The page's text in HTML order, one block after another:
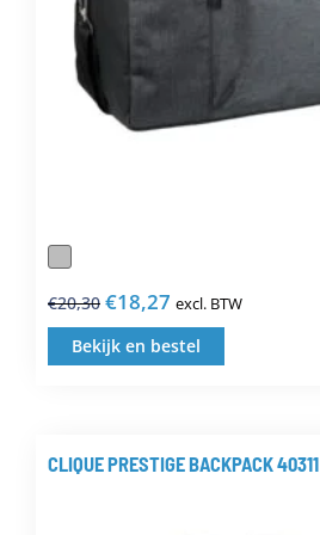
€20,30 Oorspronkelijke
prijs
was:
€18,27 Huidige
prijs
is:
excl. BTW
Bekijk en bestel
Dit
meerdere
CLIQUE PRESTIGE BACKPACK 40311